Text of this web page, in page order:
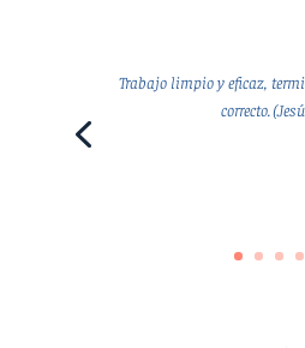
Trabajo limpio y eficaz,
correcto.